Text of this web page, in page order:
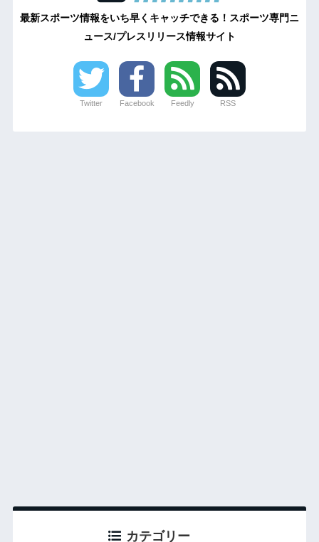
最新スポーツ情報をいち早くキャッチできる！スポーツ専門ニ
ュース/プレスリリース情報サイト
Twitter Facebook Feedly RSS
カテゴリー